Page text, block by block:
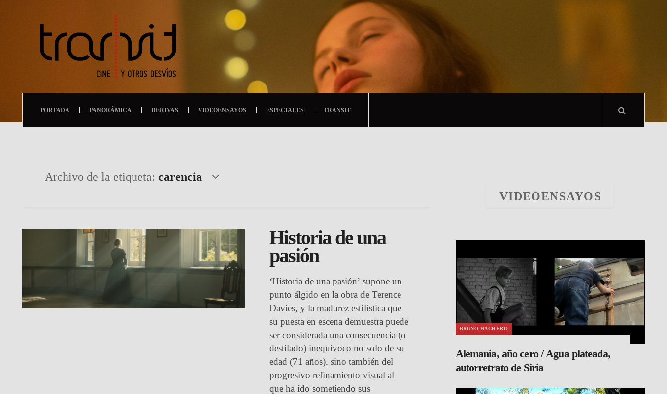
PORTADA PANORÁMICA DERIVAS VIDEOENSAYOS ESPECIALES TRANSIT
Archivo de la etiqueta: carencia
Historia de una
pasión
‘Historia de una pasión’ supone un
punto álgido en la obra de Terence
Davies, y la madurez estilística que
su puesta en escena demuestra puede
ser considerada una consecuencia (o
destilado) inequívoco no solo de su
edad (71 años), sino también del
progresivo refinamiento visual al
que ha ido sometiendo sus
VIDEOENSAYOS
BRUNO HACHERO
Alemania, año cero / Agua plateada,
autorretrato de Siria